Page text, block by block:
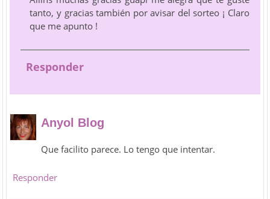
tanto, y gracias también por avisar del sorteo ¡ Claro
que me apunto !
Responder
Anyol Blog
Que facilito parece. Lo tengo que intentar.
Responder